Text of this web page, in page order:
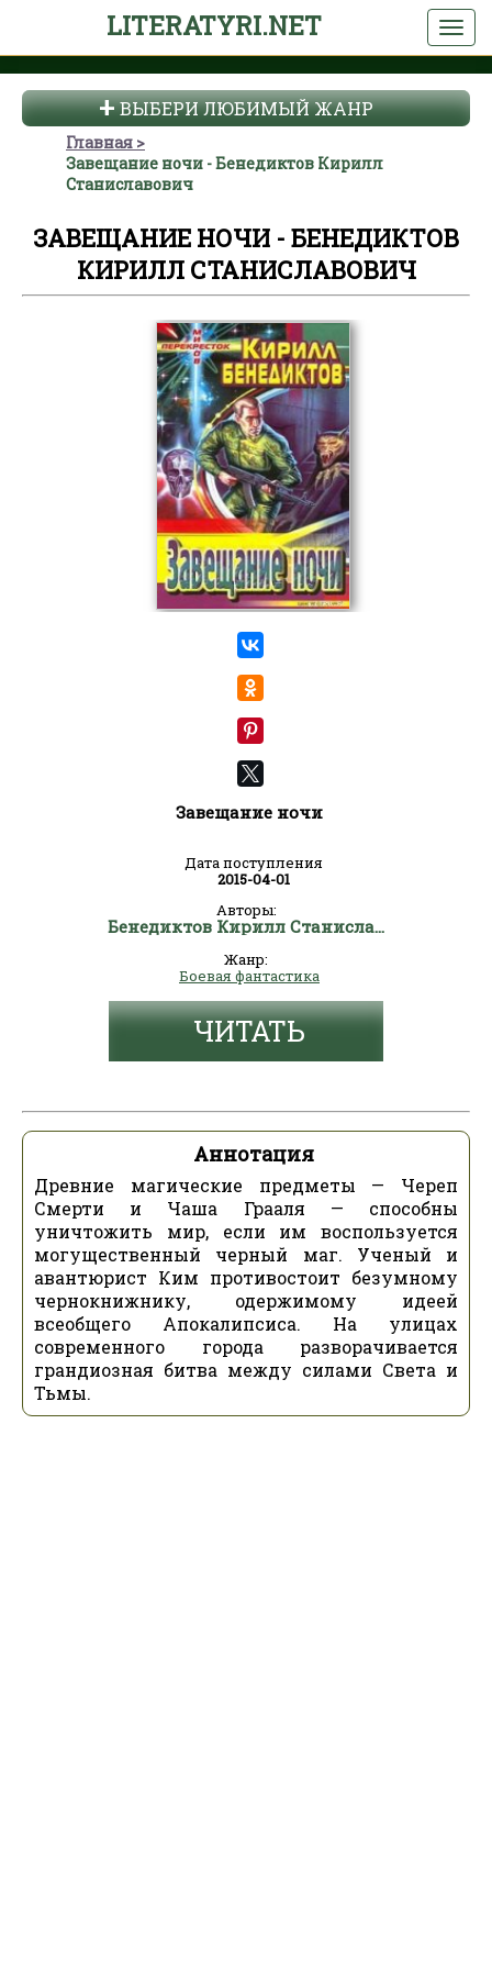
LITERATYRI.NET
ВЫБЕРИ ЛЮБИМЫЙ ЖАНР
Главная
Завещание ночи - Бенедиктов Кирилл
Станиславович
ЗАВЕЩАНИЕ НОЧИ - БЕНЕДИКТОВ
КИРИЛЛ СТАНИСЛАВОВИЧ
Завещание ночи
Дата поступления
2015-04-01
Авторы:
Бенедиктов Кирилл Станиславович
Жанр:
Боевая фантастика
ЧИТАТЬ
Аннотация
Древние магические предметы — Череп
Смерти и Чаша Грааля — способны
уничтожить мир, если им воспользуется
могущественный черный маг. Ученый и
авантюрист Ким противостоит безумному
чернокнижнику, одержимому идеей
всеобщего Апокалипсиса. На улицах
современного города разворачивается
грандиозная битва между силами Света и
Тьмы.